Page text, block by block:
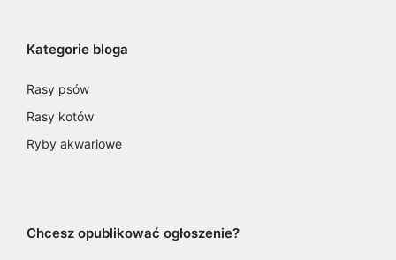
Kategorie bloga
Rasy psów
Rasy kotów
Ryby akwariowe
Chcesz opublikować ogłoszenie?